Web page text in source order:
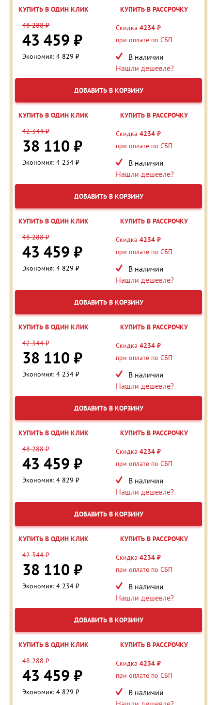
КУПИТЬ В ОДИН КЛИК
КУПИТЬ В РАССРОЧКУ
48 288 ₽
43 459 ₽
Экономия: 4 829 ₽
Скидка 4234 ₽
при оплате по СБП
В наличии
Нашли дешевле?
ДОБАВИТЬ В КОРЗИНУ
КУПИТЬ В ОДИН КЛИК
КУПИТЬ В РАССРОЧКУ
42 344 ₽
38 110 ₽
Экономия: 4 234 ₽
Скидка 4234 ₽
при оплате по СБП
В наличии
Нашли дешевле?
ДОБАВИТЬ В КОРЗИНУ
КУПИТЬ В ОДИН КЛИК
КУПИТЬ В РАССРОЧКУ
48 288 ₽
43 459 ₽
Экономия: 4 829 ₽
Скидка 4234 ₽
при оплате по СБП
В наличии
Нашли дешевле?
ДОБАВИТЬ В КОРЗИНУ
КУПИТЬ В ОДИН КЛИК
КУПИТЬ В РАССРОЧКУ
42 344 ₽
38 110 ₽
Экономия: 4 234 ₽
Скидка 4234 ₽
при оплате по СБП
В наличии
Нашли дешевле?
ДОБАВИТЬ В КОРЗИНУ
КУПИТЬ В ОДИН КЛИК
КУПИТЬ В РАССРОЧКУ
48 288 ₽
43 459 ₽
Экономия: 4 829 ₽
Скидка 4234 ₽
при оплате по СБП
В наличии
Нашли дешевле?
ДОБАВИТЬ В КОРЗИНУ
КУПИТЬ В ОДИН КЛИК
КУПИТЬ В РАССРОЧКУ
42 344 ₽
38 110 ₽
Экономия: 4 234 ₽
Скидка 4234 ₽
при оплате по СБП
В наличии
Нашли дешевле?
ДОБАВИТЬ В КОРЗИНУ
КУПИТЬ В ОДИН КЛИК
КУПИТЬ В РАССРОЧКУ
48 288 ₽
43 459 ₽
Экономия: 4 829 ₽
Скидка 4234 ₽
при оплате по СБП
В наличии